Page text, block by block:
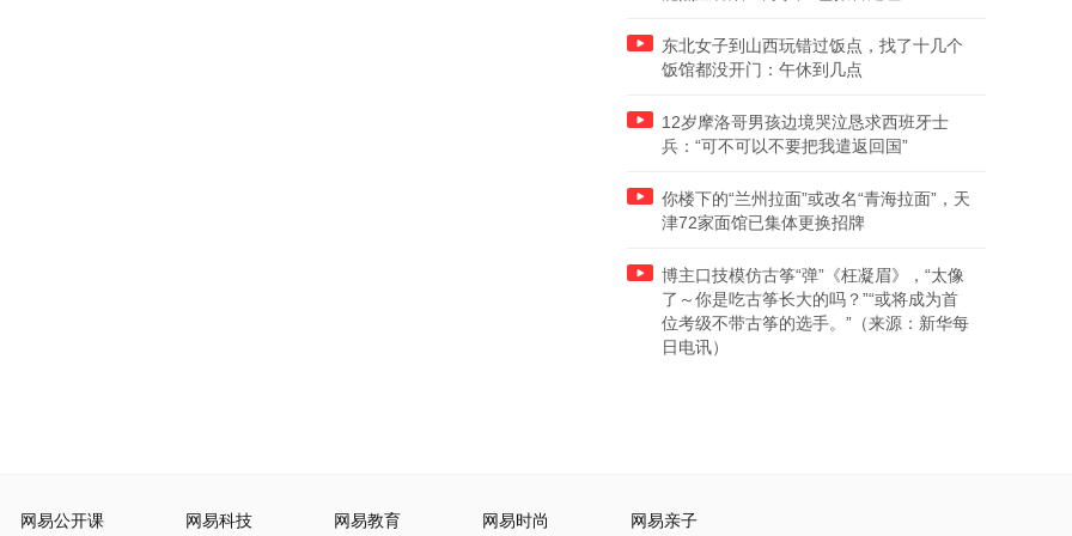
东北女子到山西玩错过饭点，找了十几个
饭馆都没开门：午休到几点
12岁摩洛哥男孩边境哭泣恳求西班牙士
兵：“可不可以不要把我遣返回国”
你楼下的“兰州拉面”或改名“青海拉面”，天
津72家面馆已集体更换招牌
博主口技模仿古筝“弹”《枉凝眉》，“太像
了～你是吃古筝长大的吗？”“或将成为首
位考级不带古筝的选手。”（来源：新华每
日电讯）
网易公开课 网易科技 网易教育 网易时尚 网易亲子